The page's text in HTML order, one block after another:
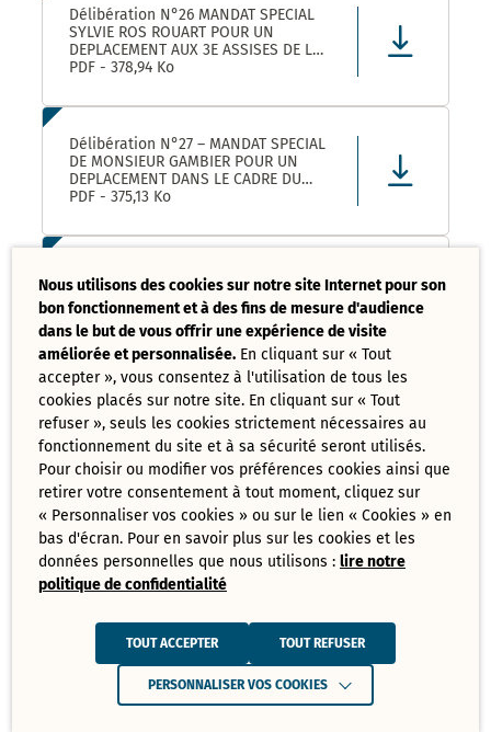
Délibération N°26 MANDAT SPECIAL
SYLVIE ROS ROUART POUR UN
DEPLACEMENT AUX 3E ASSISES DE LA
VOIE D’ARLES A ARLES
PDF - 378,94 Ko
Délibération N°27 – MANDAT SPECIAL
DE MONSIEUR GAMBIER POUR UN
DEPLACEMENT DANS LE CADRE DU
FORUM DES ELUS INFO JEUNES A
PDF - 375,13 Ko
Liste des délibérations examinées
Conseil Municipal 17 mars 2025
PDF - 121,08 Ko
Ordre du jour du Conseil Municipal 17
mars 2025
PDF - 73,70 Ko
Tout
télécharger
Juin
Ressources de Juin 2025
Convocation Conseil Municipal du 30
PDF - 231,28 Ko
Nous utilisons des cookies sur notre site Internet pour son
bon fonctionnement et à des fins de mesure d'audience
dans le but de vous offrir une expérience de visite
améliorée et personnalisée. En cliquant sur « Tout
accepter », vous consentez à l'utilisation de tous les
cookies placés sur notre site. En cliquant sur « Tout
refuser », seuls les cookies strictement nécessaires au
fonctionnement du site et à sa sécurité seront utilisés.
Pour choisir ou modifier vos préférences cookies ainsi que
retirer votre consentement à tout moment, cliquez sur
« Personnaliser vos cookies » ou sur le lien « Cookies » en
bas d'écran. Pour en savoir plus sur les cookies et les
données personnelles que nous utilisons :lire notre
politique de confidentialité
TOUT ACCEPTER TOUT REFUSER
PERSONNALISER VOS COOKIES